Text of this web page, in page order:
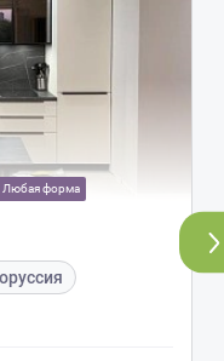
Любая форма